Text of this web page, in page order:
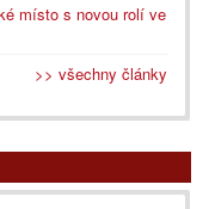
místo s novou rolí ve
>> všechny články